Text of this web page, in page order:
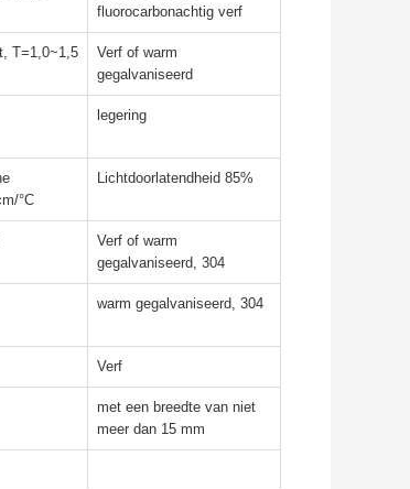
fluorocarbonachtig verf
T=1,0~1,5
Verf of warm
gegalvaniseerd
legering
°C
Lichtdoorlatendheid 85%
Verf of warm
gegalvaniseerd, 304
warm gegalvaniseerd, 304
Verf
met een breedte van niet
meer dan 15 mm